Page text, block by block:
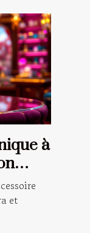
à
et